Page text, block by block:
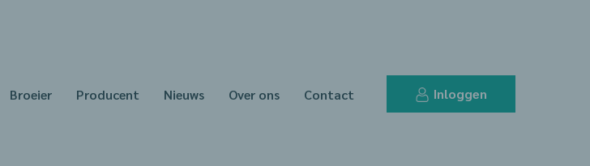
Broeier Producent Nieuws Over ons Contact Inloggen